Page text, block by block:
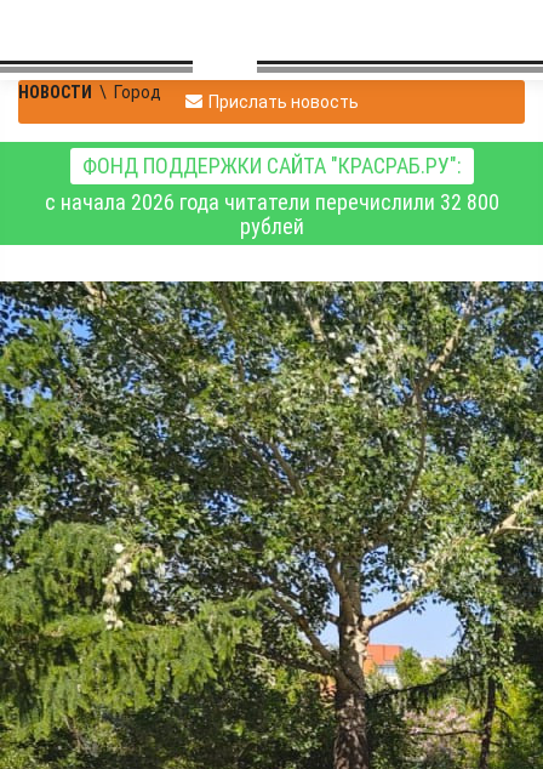
НОВОСТИ \ Город Прислать новость
ФОНД ПОДДЕРЖКИ САЙТА "КРАСРАБ.РУ":
с начала 2026 года читатели перечислили 32 800
рублей
В Красноярске
готовятся строить
притоннельное
сооружение метро
Город
13.06.2024 19:481820